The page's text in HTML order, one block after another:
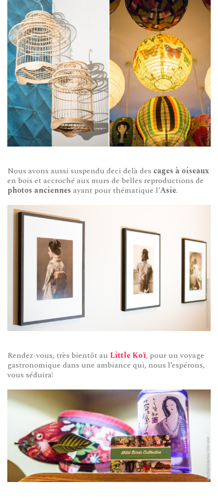
Nous avons aussi suspendu deci delà des cages à oiseaux
en bois et accroché aux murs de belles reproductions de
photos anciennes ayant pour thématique l’Asie.
Rendez-vous, très bientôt au Little Koï, pour un voyage
gastronomique dans une ambiance qui, nous l’espérons,
vous séduira!